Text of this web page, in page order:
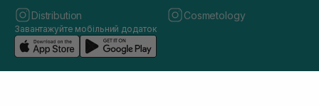
Distribution Cosmetology
Завантажуйте мобільний додаток